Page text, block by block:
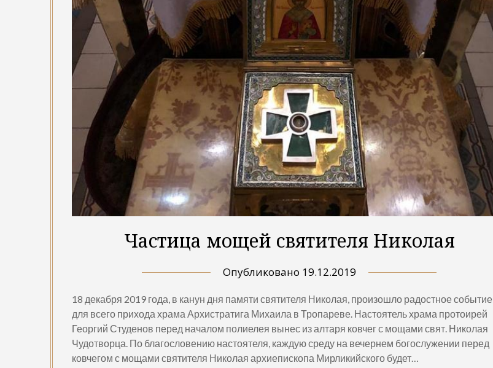
Частица мощей святителя Николая
Опубликовано 19.12.2019
18 декабря 2019 года, в канун дня памяти святителя Николая, произошло радостное событие
для всего прихода храма Архистратига Михаила в Тропареве. Настоятель храма протоирей
Георгий Студенов перед началом полиелея вынес из алтаря ковчег с мощами свят. Николая
Чудотворца. По благословению настоятеля, каждую среду на вечернем богослужении перед
ковчегом с мощами святителя Николая архиепископа Мирликийского будет…